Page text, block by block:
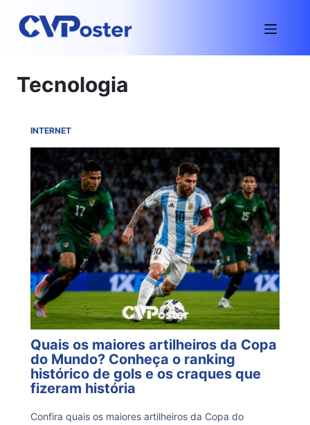
Tecnologia
INTERNET
Quais os maiores artilheiros da Copa
do Mundo? Conheça o ranking
histórico de gols e os craques que
fizeram história
Confira quais os maiores artilheiros da Copa do